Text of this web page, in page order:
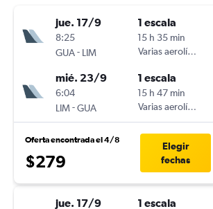
jue. 17/9
8:25
GUA- LIM
1 escala
15 h 35 min
Varias aerolíneas
mié. 23/9
6:04
LIM-GUA
1 escala
15 h 47 min
Varias aerolíneas
Oferta encontrada el 4/8
$279
Elegir
fechas
jue. 17/9 1 escala